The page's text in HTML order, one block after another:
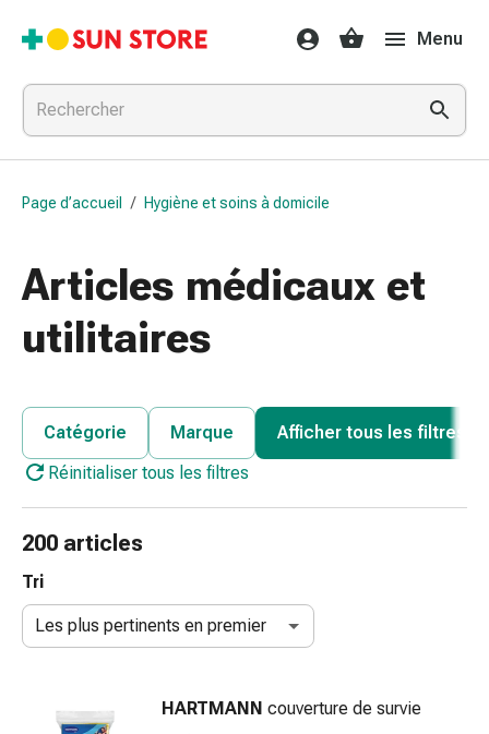
Médicaments
et
traitements
Refroidissement
et
grippe
contre
Mal
de
gorge
refroidissement
Toux
Inhalateurs
Douche
Mouchoirs
Rhume
blessure
Menu
Page d’accueil / Hygiène et soins à domicile
Articles médicaux et
utilitaires
Catégorie Marque
Afficher tous les filtres
Réinitialiser tous les filtres
200 articles
Tri
Les plus pertinents en premier
HARTMANN couverture de survie